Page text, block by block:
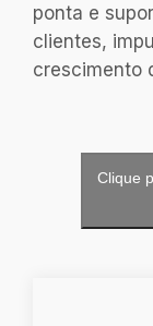
ponta e
clientes,
crescimento
Clique